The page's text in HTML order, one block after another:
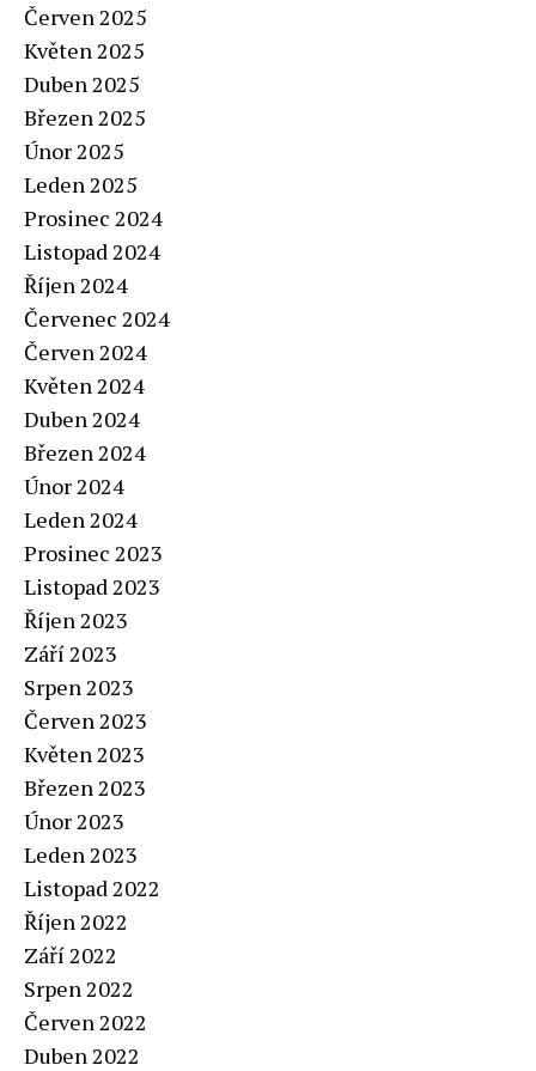
Červen 2025
Květen 2025
Duben 2025
Březen 2025
Únor 2025
Leden 2025
Prosinec 2024
Listopad 2024
Říjen 2024
Červenec 2024
Červen 2024
Květen 2024
Duben 2024
Březen 2024
Únor 2024
Leden 2024
Prosinec 2023
Listopad 2023
Říjen 2023
Září 2023
Srpen 2023
Červen 2023
Květen 2023
Březen 2023
Únor 2023
Leden 2023
Listopad 2022
Říjen 2022
Září 2022
Srpen 2022
Červen 2022
Duben 2022